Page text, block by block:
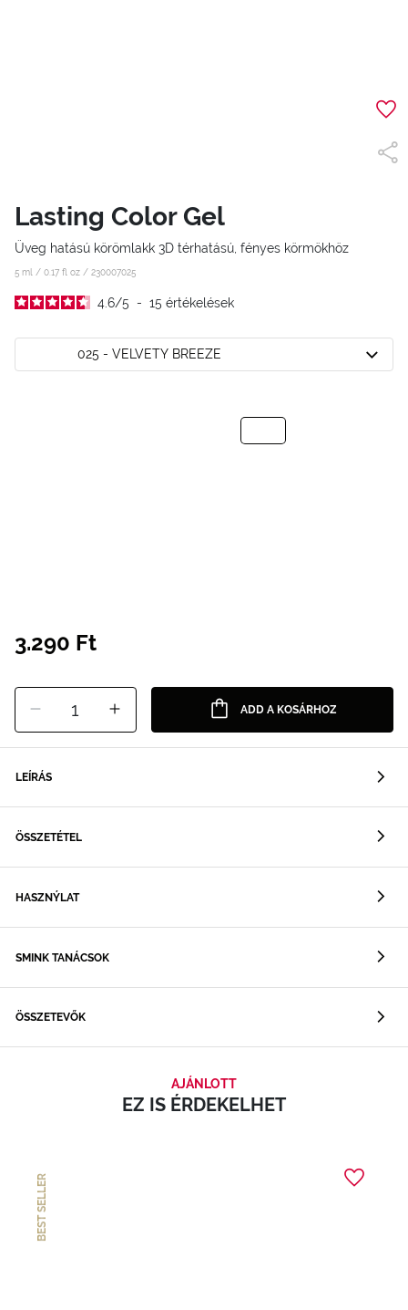
Lasting Color Gel
Üveg hatású körömlakk 3D térhatású, fényes körmökhöz
5 ml / 0.17 fl oz / 230007025
4.6/5 - 15 értékelések
025 - VELVETY BREEZE
3.290 Ft
1 ADD A KOSÁRHOZ
LEÍRÁS
ÖSSZETÉTEL
HASZNÝLAT
SMINK TANÁCSOK
ÖSSZETEVŐK
AJÁNLOTT
EZ IS ÉRDEKELHET
BEST SELLER